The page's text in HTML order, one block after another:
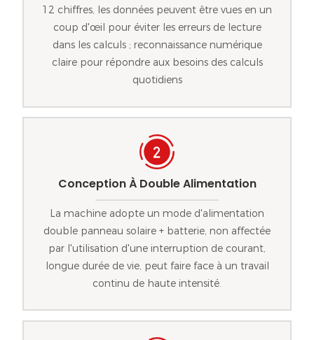
12 chiffres, les données peuvent être vues en un
coup d'œil pour éviter les erreurs de lecture
dans les calculs ; reconnaissance numérique
claire pour répondre aux besoins des calculs
quotidiens
Conception À Double Alimentation
La machine adopte un mode d'alimentation
double panneau solaire + batterie, non affectée
par l'utilisation d'une interruption de courant,
longue durée de vie, peut faire face à un travail
continu de haute intensité.